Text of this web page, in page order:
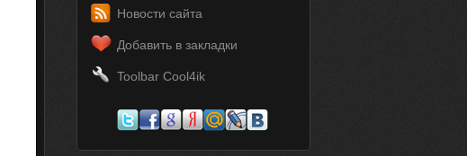
Новости сайта
Добавить в закладки
Toolbar Cool4ik